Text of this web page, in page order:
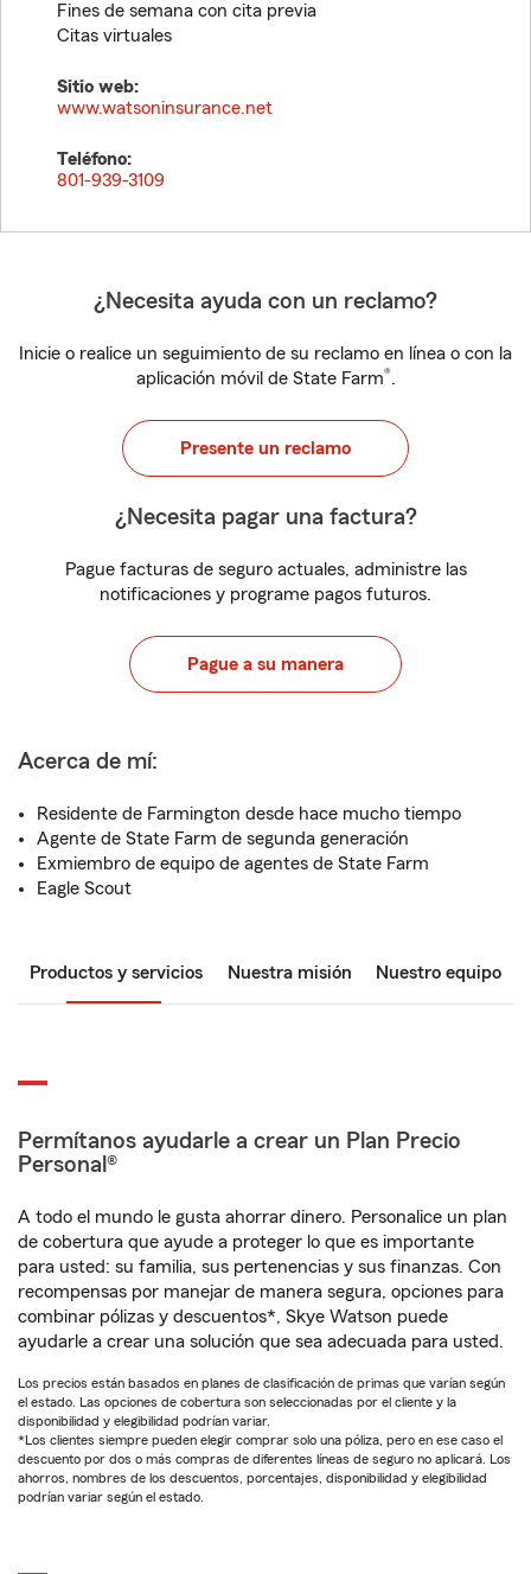
Fines de semana con cita previa
Citas virtuales
Sitio web:
www.watsoninsurance.net
Teléfono:
801-939-3109
¿Necesita ayuda con un reclamo?
Inicie o realice un seguimiento de su reclamo en línea o con la
aplicación móvil de State Farm®.
Presente un reclamo
¿Necesita pagar una factura?
Pague facturas de seguro actuales, administre las
notificaciones y programe pagos futuros.
Pague a su manera
Acerca de mí:
Residente de Farmington desde hace mucho tiempo
Agente de State Farm de segunda generación
Exmiembro de equipo de agentes de State Farm
Eagle Scout
Productos y servicios Nuestra misión Nuestro equipo
Permítanos ayudarle a crear un Plan Precio
Personal®
A todo el mundo le gusta ahorrar dinero. Personalice un plan
de cobertura que ayude a proteger lo que es importante
para usted: su familia, sus pertenencias y sus finanzas. Con
recompensas por manejar de manera segura, opciones para
combinar pólizas y descuentos*, Skye Watson puede
ayudarle a crear una solución que sea adecuada para usted.
Los precios están basados en planes de clasificación de primas que varían según
el estado. Las opciones de cobertura son seleccionadas por el cliente y la
disponibilidad y elegibilidad podrían variar.
*Los clientes siempre pueden elegir comprar solo una póliza, pero en ese caso el
descuento por dos o más compras de diferentes líneas de seguro no aplicará. Los
ahorros, nombres de los descuentos, porcentajes, disponibilidad y elegibilidad
podrían variar según el estado.